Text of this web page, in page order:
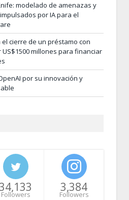
modelado de amenazas y
por IA para el
cierre de un préstamo con
millones para financiar
por su innovación y
Followers
3,384
Followers